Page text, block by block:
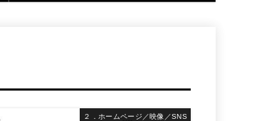
２．ホームページ／映像／SNS